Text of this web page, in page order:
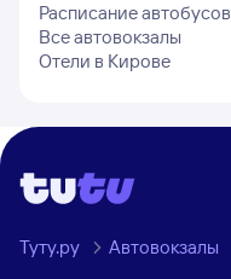
Расписание автобусов
Все автовокзалы
Отели в Кирове
Туту.ру Автовокзалы